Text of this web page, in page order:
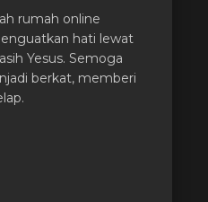
rumah online
hati lewat
Yesus. Semoga
berkat, memberi